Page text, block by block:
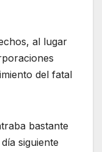
al lugar
del fatal
bastante
siguiente